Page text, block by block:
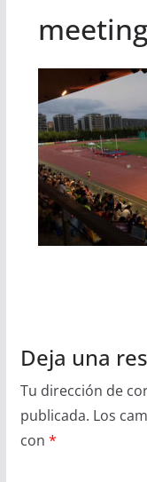
Deja una
Tu dirección de
publicada. Los
con *